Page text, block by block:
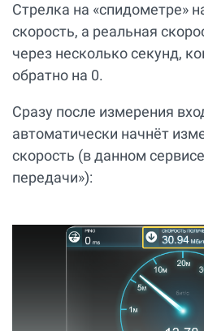
Стрелка на «спидометре»
скорость, а реальная
через несколько секунд,
обратно на 0.
Сразу после измерения
автоматически начнёт
скорость (в данном
передачи»):